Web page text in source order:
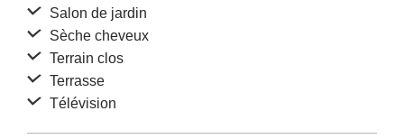
Salon de jardin
Sèche cheveux
Terrain clos
Terrasse
Télévision